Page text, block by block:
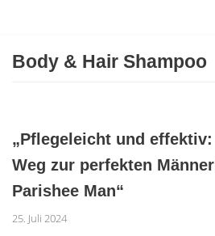
springen
Body & Hair Shampoo
„Pflegeleicht und effektiv:
Weg zur perfekten
Parishee Man“
25. Juli 2024